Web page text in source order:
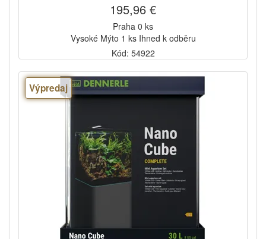
195,96 €
Praha 0 ks
Vysoké Mýto 1 ks Ihned k odběru
Kód: 54922
Výpredaj